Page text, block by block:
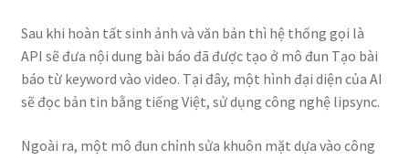
Sau khi hoàn tất sinh ảnh và văn bản thì hệ thống gọi là
API sẽ đưa nội dung bài báo đã được tạo ở mô đun Tạo bài
báo từ keyword vào video. Tại đây, một hình đại diện của AI
sẽ đọc bản tin bằng tiếng Việt, sử dụng công nghệ lipsync.
Ngoài ra, một mô đun chỉnh sửa khuôn mặt dựa vào công